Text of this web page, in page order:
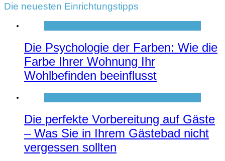
Die neuesten Einrichtungstipps
Die Psychologie der Farben: Wie die
Farbe Ihrer Wohnung Ihr
Wohlbefinden beeinflusst
Die perfekte Vorbereitung auf Gäste
– Was Sie in Ihrem Gästebad nicht
vergessen sollten